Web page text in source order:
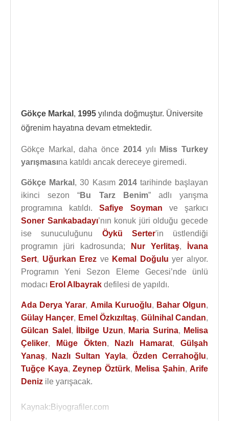
Gökçe Markal , 1995 yılında doğmuştur. Üniversite
öğrenim hayatına devam etmektedir.
Gökçe Markal, daha önce 2014yılı
Miss Turkey
yarışmasına katıldı ancak dereceye giremedi.
Gökçe Markal , 30 Kasım 2014tarihinde başlayan
ikinci sezon “Bu Tarz Benim” adlı yarışma
programına katıldı.Safiye Soyman ve şarkıcı
Soner Sarıkabadayı’nın konuk jüri olduğu gecede
ise sunuculuğunu Öykü Serter'in üstlendiği
programın jüri kadrosunda;
Nur Yerlitaş,
İvana
Sert, Uğurkan Erez ve Kemal Doğulu yer alıyor.
Programın Yeni Sezon Eleme Gecesi’nde ünlü
modacı Erol Albayrak defilesi de yapıldı.
Ada Derya Yarar, Amila Kuruoğlu, Bahar Olgun,
Gülay Hançer, Emel Özkızıltaş, Gülnihal Candan,
Gülcan Salel , İlbilge Uzun, Maria Surina, Melisa
Çeliker, Müge Ökten, Nazlı Hamarat,Gülşah
Yanaş, Nazlı Sultan Yayla, Özden Cerrahoğlu,
Tuğçe Kaya, Zeynep Öztürk, Melisa Şahin, Arife
Deniz ile yarışacak.
Kaynak:Biyografiler.com